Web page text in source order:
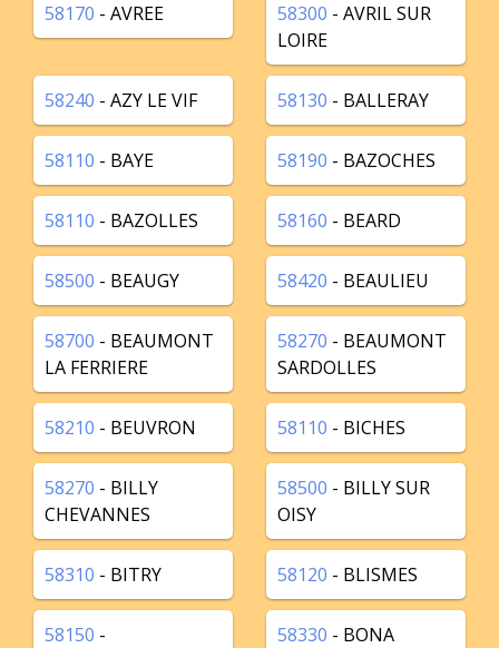
58170 - AVREE 58300 - AVRIL SUR
LOIRE
58240 - AZY LE VIF 58130 - BALLERAY
58110 - BAYE 58190 - BAZOCHES
58110 - BAZOLLES 58160 - BEARD
58500 - BEAUGY 58420 - BEAULIEU
58700 - BEAUMONT
LA FERRIERE
58270 - BEAUMONT
SARDOLLES
58210 - BEUVRON 58110 - BICHES
58270 - BILLY
CHEVANNES
58500 - BILLY SUR
OISY
58310 - BITRY 58120 - BLISMES
58150 -
58330 - BONA